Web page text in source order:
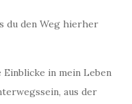
du den Weg hierher
in mein Leben
aus der